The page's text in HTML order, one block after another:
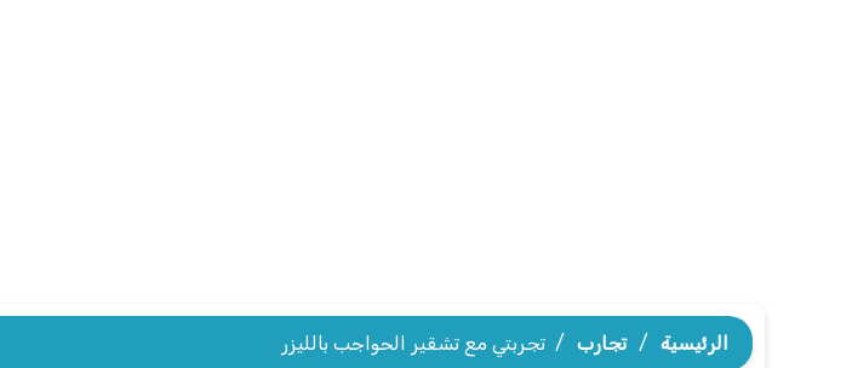
الرئيسية / تجارب / تجربتي مع تشقير الحواجب بالليزر